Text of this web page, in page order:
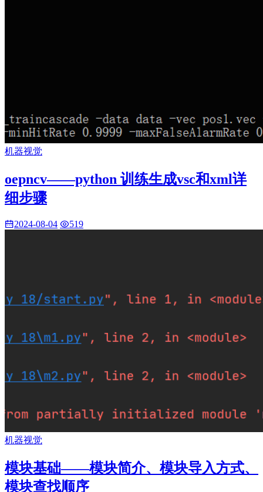
机器视觉
oepncv——python 训练生成vsc和xml详
细步骤
2024-08-04 519
机器视觉
模块基础——模块简介、模块导入方式、
模块查找顺序